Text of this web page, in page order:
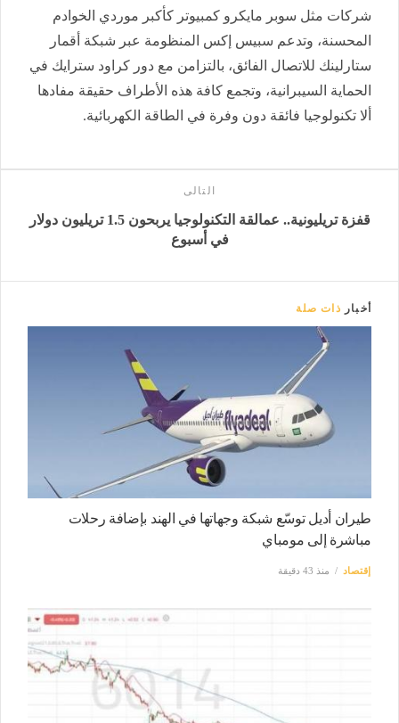
شركات مثل سوبر مايكرو كمبيوتر كأكبر موردي الخوادم
المحسنة، وتدعم سبيس إكس المنظومة عبر شبكة أقمار
ستارلينك للاتصال الفائق، بالتزامن مع دور كراود سترايك في
الحماية السيبرانية، وتجمع كافة هذه الأطراف حقيقة مفادها
ألا تكنولوجيا فائقة دون وفرة في الطاقة الكهربائية.
التالى
قفزة تريليونية.. عمالقة التكنولوجيا يربحون 1.5 تريليون دولار
في أسبوع
أخبار ذات صلة
طيران أديل توسّع شبكة وجهاتها في الهند بإضافة رحلات
مباشرة إلى مومباي
إقتصاد منذ 43 دقيقة